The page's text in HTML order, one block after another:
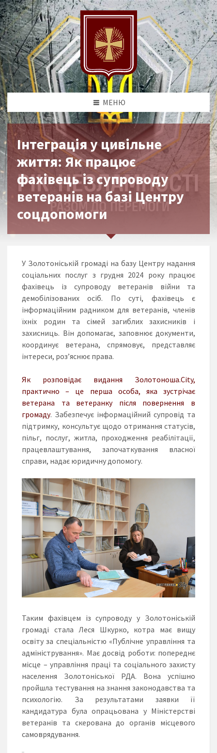
МЕНЮ
Інтеграція у цивільне
життя: Як працює
фахівець із супроводу
ветеранів на базі Центру
соцдопомоги
У Золотоніській громаді на базу Центру надання
соціальних послуг з грудня 2024 року працює
фахівець із супроводу ветеранів війни та
демобілізованих осіб. По суті, фахівець є
інформаційним радником для ветеранів, членів
їхніх родин та сімей загиблих захисників і
захисниць. Він допомагає, заповнює документи,
координує ветерана, спрямовує, представляє
інтереси, роз’яснює права.
Як розповідає видання Золотоноша.City,
практично – це перша особа, яка зустрічає
ветерана та ветеранку після повернення в
громаду. Забезпечує інформаційний супровід та
підтримку, консультує щодо отримання статусів,
пільг, послуг, житла, проходження реабілітації,
працевлаштування, започаткування власної
справи, надає юридичну допомогу.
Таким фахівцем із супроводу у Золотоніській
громаді стала Леся Шкурко, котра має вищу
освіту за спеціальністю «Публічне управління та
адміністрування». Має досвід роботи: попереднє
місце – управління праці та соціального захисту
населення Золотоніської РДА. Вона успішно
пройшла тестування на знання законодавства та
психологію. За результатами заявки її
кандидатура була опрацьована у Міністерстві
ветеранів та скерована до органів місцевого
самоврядування.